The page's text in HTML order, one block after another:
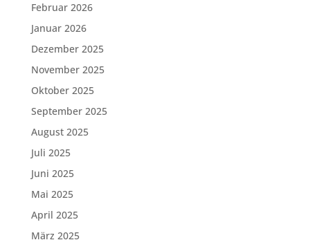
Februar 2026
Januar 2026
Dezember 2025
November 2025
Oktober 2025
September 2025
August 2025
Juli 2025
Juni 2025
Mai 2025
April 2025
März 2025